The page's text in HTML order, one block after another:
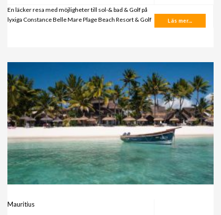
En läcker resa med möjligheter till sol-& bad & Golf på
lyxiga Constance Belle Mare Plage Beach Resort & Golf
Läs mer...
Mauritius